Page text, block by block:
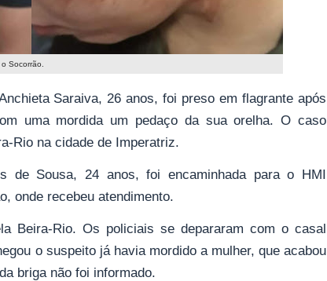
Socorrão.
Saraiva, 26 anos, foi preso em flagrante após
uma mordida um pedaço da sua orelha. O caso
Rio na cidade de Imperatriz.
de Sousa, 24 anos, foi encaminhada para o HMI
onde recebeu atendimento.
Beira-Rio. Os policiais se depararam com o casal
o suspeito já havia mordido a mulher, que acabou
briga não foi informado.